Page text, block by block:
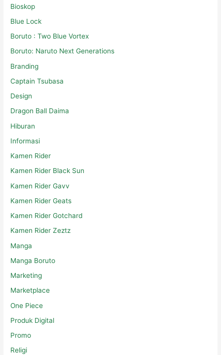
Bioskop
Blue Lock
Boruto : Two Blue Vortex
Boruto: Naruto Next Generations
Branding
Captain Tsubasa
Design
Dragon Ball Daima
Hiburan
Informasi
Kamen Rider
Kamen Rider Black Sun
Kamen Rider Gavv
Kamen Rider Geats
Kamen Rider Gotchard
Kamen Rider Zeztz
Manga
Manga Boruto
Marketing
Marketplace
One Piece
Produk Digital
Promo
Religi